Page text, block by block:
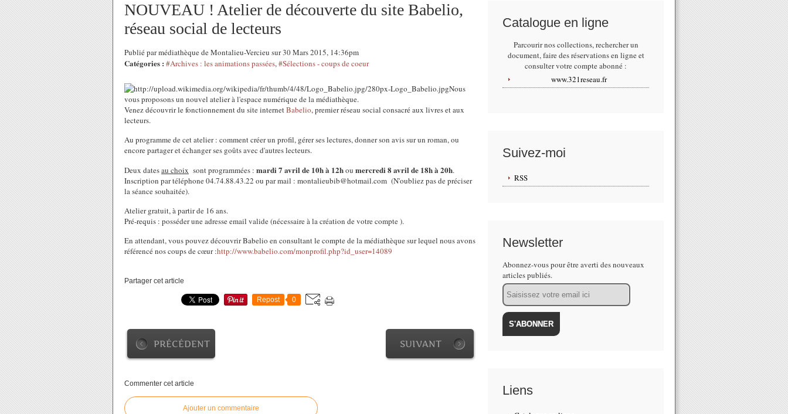
NOUVEAU ! Atelier de découverte du site Babelio,
réseau social de lecteurs
Publié par médiathèque de Montalieu-Vercieu sur 30 Mars 2015, 14:36pm
Catégories : #Archives : les animations passées,#Sélections - coups de coeur
Nous
vous proposons un nouvel atelier à l'espace numérique de la médiathèque.
Venez découvrir le fonctionnement du site internetBabelio, premier réseau social consacré aux livres et aux
lecteurs.
Au programme de cet atelier : comment créer un profil, gérer ses lectures, donner son avis sur un roman, ou
encore partager et échanger ses goûts avec d'autres lecteurs.
Deux datesau choix sont programmées : mardi 7 avril de 10h à 12hou mercredi 8 avril de 18h à 20h.
Inscription par téléphone 04.74.88.43.22 ou par mail : montalieubib@hotmail.com (N'oubliez pas de préciser
la séance souhaitée).
Atelier gratuit, à partir de 16 ans.
Pré-requis : posséder une adresse email valide (nécessaire à la création de votre compte ).
En attendant, vous pouvez découvrir Babelio en consultant le compte de la médiathèque sur lequel nous avons
référencé nos coups de cœur :http://www.babelio.com/monprofil.php?id_user=14089
Partager cet article
Repost 0
PRÉCÉDENT SUIVANT
Commenter cet article
Ajouter un commentaire
Catalogue en ligne
Parcourir nos collections,rechercher un
document, faire des réservations en ligne et
consulter votre compte abonné :
www.321reseau.fr
Suivez-moi
RSS
Newsletter
Abonnez-vous pour être averti des nouveaux
articles publiés.
Email
Liens